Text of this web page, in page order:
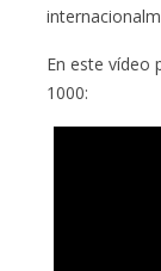
En este vídeo
1000: